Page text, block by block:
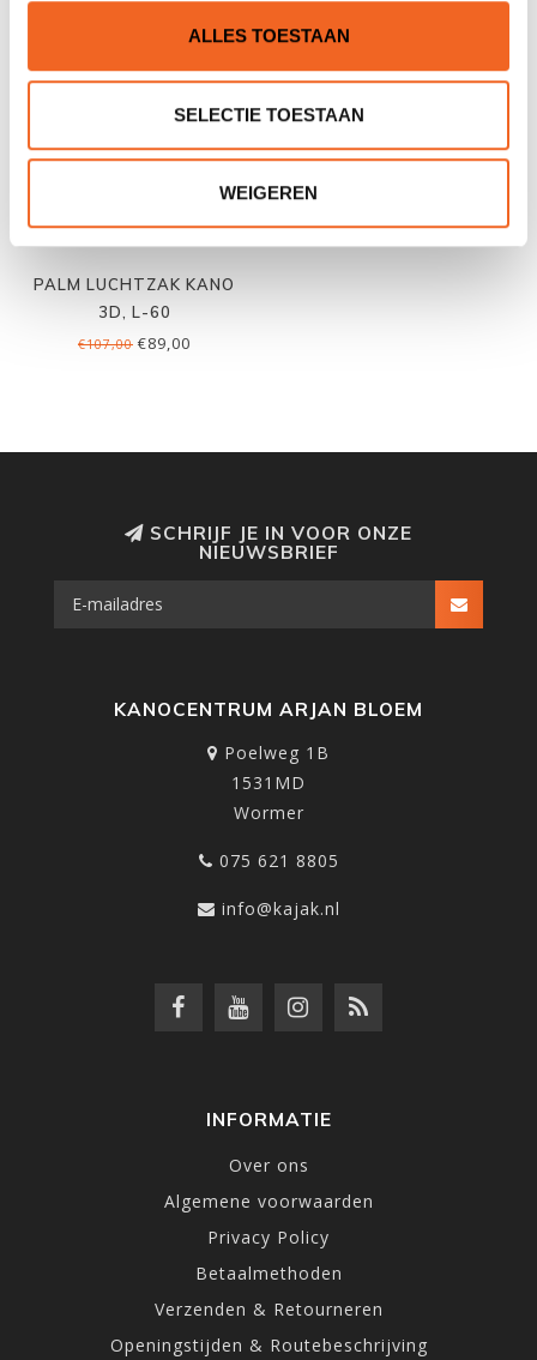
ALLES TOESTAAN
SELECTIE TOESTAAN
WEIGEREN
PALM LUCHTZAK KANO
3D, L-60
€107,00 €89,00
SCHRIJF JE IN VOOR ONZE
NIEUWSBRIEF
KANOCENTRUM ARJAN BLOEM
Poelweg 1B
1531MD
Wormer
075 621 8805
info@kajak.nl
INFORMATIE
Over ons
Algemene voorwaarden
Privacy Policy
Betaalmethoden
Verzenden & Retourneren
Openingstijden & Routebeschrijving